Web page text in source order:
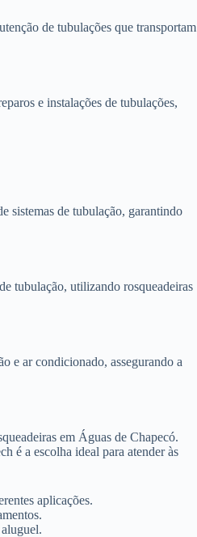
de tubulações que transportam
e instalações de tubulações,
sistemas de tubulação, garantindo
tubulação, utilizando rosqueadeiras
e ar condicionado, assegurando a
em Águas de Chapecó.
é a escolha ideal para atender às
aplicações.